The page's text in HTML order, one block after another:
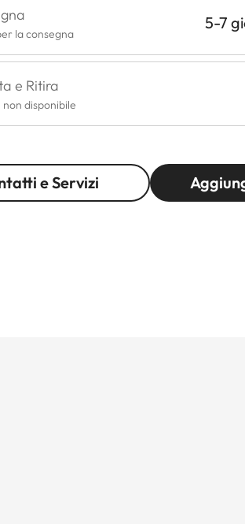
la consegna
5-7
e Ritira
disponibile
e Servizi